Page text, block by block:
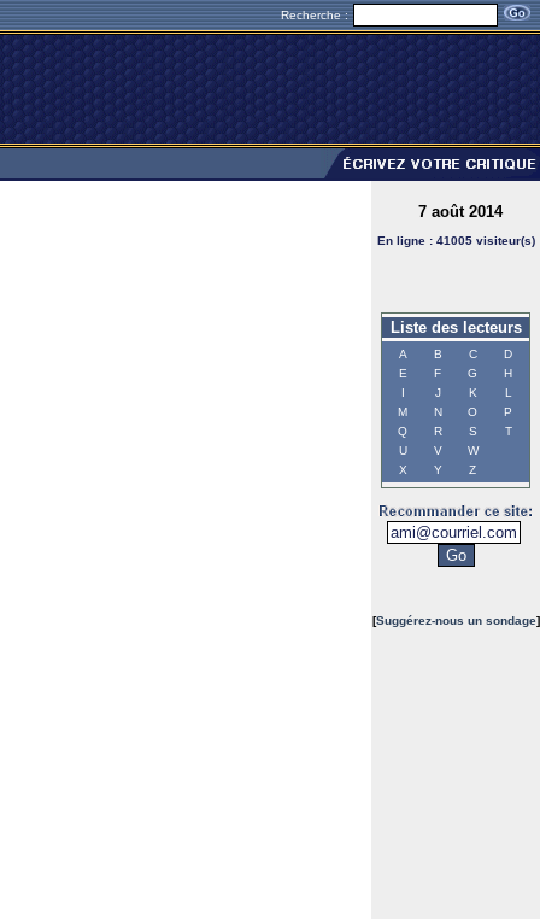
Recherche :
7 août 2014
En ligne : 41005 visiteur(s)
Liste des lecteurs
A B C
D
E
F G
H
I
J K
L
M
N O
P
Q
R S
T
U
V
W
X
Y Z
[Suggérez-nous un sondage]